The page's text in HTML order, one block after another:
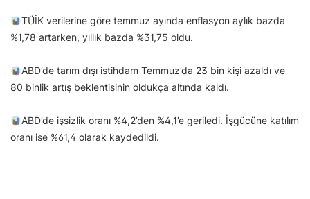
TÜİK verilerine göre temmuz ayında enflasyon aylık bazda
%1,78 artarken, yıllık bazda %31,75 oldu.
ABD’de tarım dışı istihdam Temmuz’da 23 bin kişi azaldı ve
80 binlik artış beklentisinin oldukça altında kaldı.
ABD’de işsizlik oranı %4,2’den %4,1’e geriledi. İşgücüne katılım
oranı ise %61,4 olarak kaydedildi.